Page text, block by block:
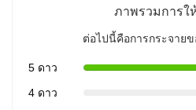
ภาพรวมการ
ต่อไปนี้คือการกระจายข
5 ดาว
4 ดาว